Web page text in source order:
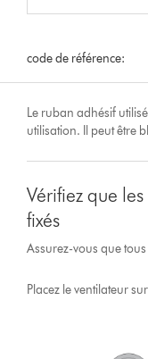
code de référence:
Le ruban adhésif
utilisation. Il peut être
Vérifiez que
fixés
Assurez-vous que
Placez le ventilateur